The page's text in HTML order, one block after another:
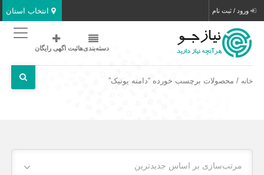
انتخاب استان ورود / ثبت نام
دسته‌بندی‌هاثبت اگهی رایگان
خانه / محصولات برچسب خورده “دامنه یونیک”
مرتب‌سازی بر اساس جدیدترین